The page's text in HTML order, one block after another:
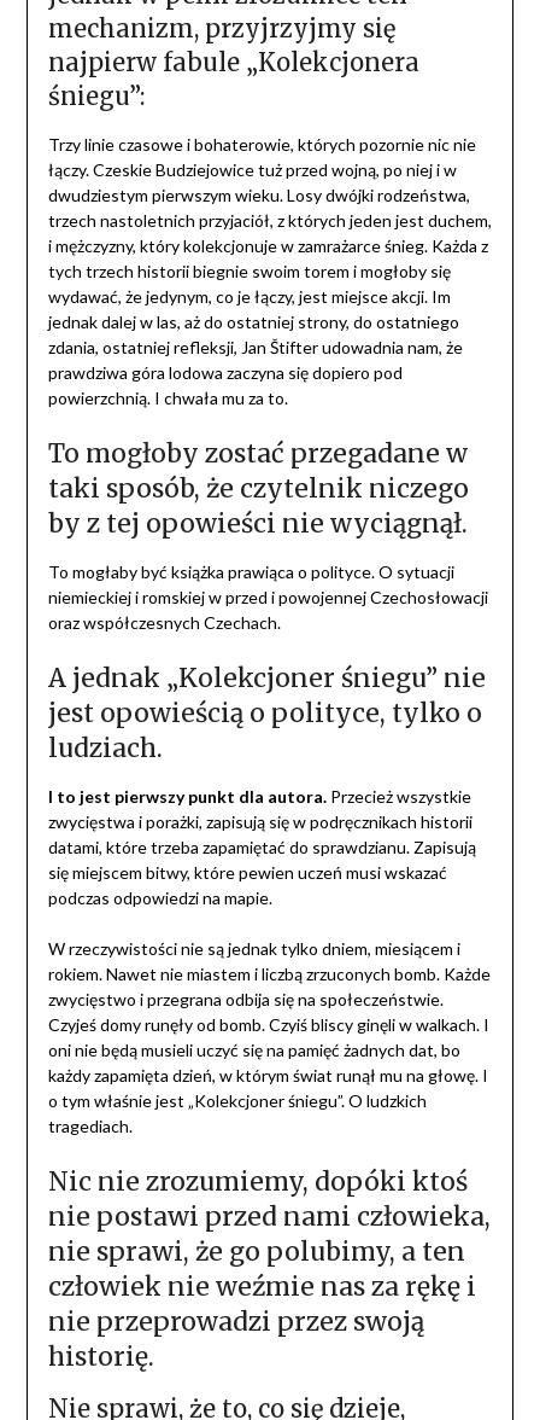
mechanizm, przyjrzyjmy się
najpierw fabule „Kolekcjonera
śniegu”:
Trzy linie czasowe i bohaterowie, których pozornie nic nie
łączy. Czeskie Budziejowice tuż przed wojną, po niej i w
dwudziestym pierwszym wieku. Losy dwójki rodzeństwa,
trzech nastoletnich przyjaciół, z których jeden jest duchem,
i mężczyzny, który kolekcjonuje w zamrażarce śnieg. Każda z
tych trzech historii biegnie swoim torem i mogłoby się
wydawać, że jedynym, co je łączy, jest miejsce akcji. Im
jednak dalej w las, aż do ostatniej strony, do ostatniego
zdania, ostatniej refleksji, Jan Štifter udowadnia nam, że
prawdziwa góra lodowa zaczyna się dopiero pod
powierzchnią. I chwała mu za to.
To mogłoby zostać przegadane w
taki sposób, że czytelnik niczego
by z tej opowieści nie wyciągnął.
To mogłaby być książka prawiąca o polityce. O sytuacji
niemieckiej i romskiej w przed i powojennej Czechosłowacji
oraz współczesnych Czechach.
A jednak „Kolekcjoner śniegu” nie
jest opowieścią o polityce, tylko o
ludziach.
I to jest pierwszy punkt dla autora. Przecież wszystkie
zwycięstwa i porażki, zapisują się w podręcznikach historii
datami, które trzeba zapamiętać do sprawdzianu. Zapisują
się miejscem bitwy, które pewien uczeń musi wskazać
podczas odpowiedzi na mapie.
W rzeczywistości nie są jednak tylko dniem, miesiącem i
rokiem. Nawet nie miastem i liczbą zrzuconych bomb. Każde
zwycięstwo i przegrana odbija się na społeczeństwie.
Czyjeś domy runęły od bomb. Czyiś bliscy ginęli w walkach. I
oni nie będą musieli uczyć się na pamięć żadnych dat, bo
każdy zapamięta dzień, w którym świat runął mu na głowę. I
o tym właśnie jest „Kolekcjoner śniegu”. O ludzkich
tragediach.
Nic nie zrozumiemy, dopóki ktoś
nie postawi przed nami człowieka,
nie sprawi, że go polubimy, a ten
człowiek nie weźmie nas za rękę i
nie przeprowadzi przez swoją
historię.
Nie sprawi, że to, co się dzieje,